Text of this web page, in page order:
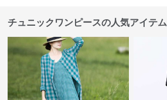
チュニックワンピースの人気アイテム